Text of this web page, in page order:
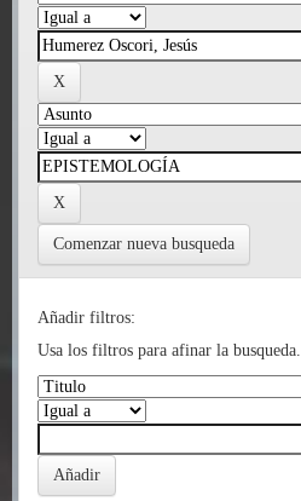
Comenzar nueva busqueda
Añadir filtros:
Usa los filtros para afinar la busqueda.